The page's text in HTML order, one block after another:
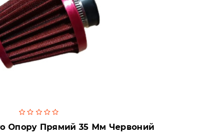
Опору Прямий 35 Мм Червоний